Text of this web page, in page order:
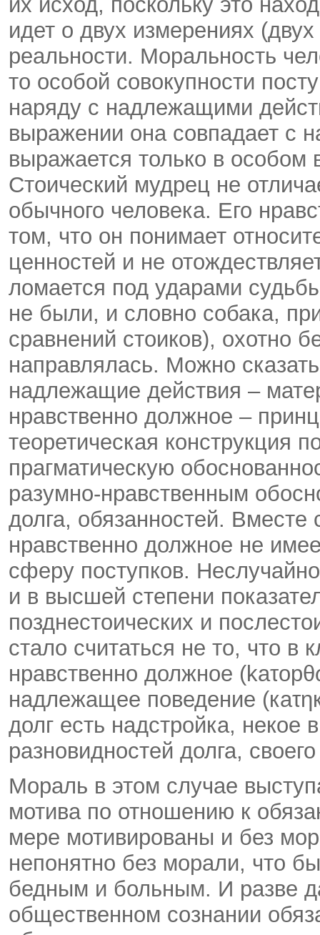
идет о двух измерениях
реальности. Моральность
то особой совокупности
наряду с надлежащими
выражении она совпадает с
выражается только в
Стоический мудрец не
обычного человека. Его
том, что он понимает
ценностей и не
ломается под ударами
не были, и словно собака,
сравнений стоиков), охотно
направлялась. Можно
надлежащие действия –
нравственно должное –
теоретическая конструкция
прагматическую
разумно-нравственным
долга, обязанностей.
нравственно должное не
сферу поступков.
и в высшей степени
позднестоических и
стало считаться не то, что в
нравственно должное
надлежащее поведение
долг есть надстройка, некое
разновидностей долга,
Мораль в этом случае
мотива по отношению к
мере мотивированы и без
непонятно без морали, что
бедным и больным. И разве
общественном сознании